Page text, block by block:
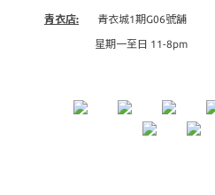
青衣店: 青衣城1期G06號舖
星期一至日 11-8pm